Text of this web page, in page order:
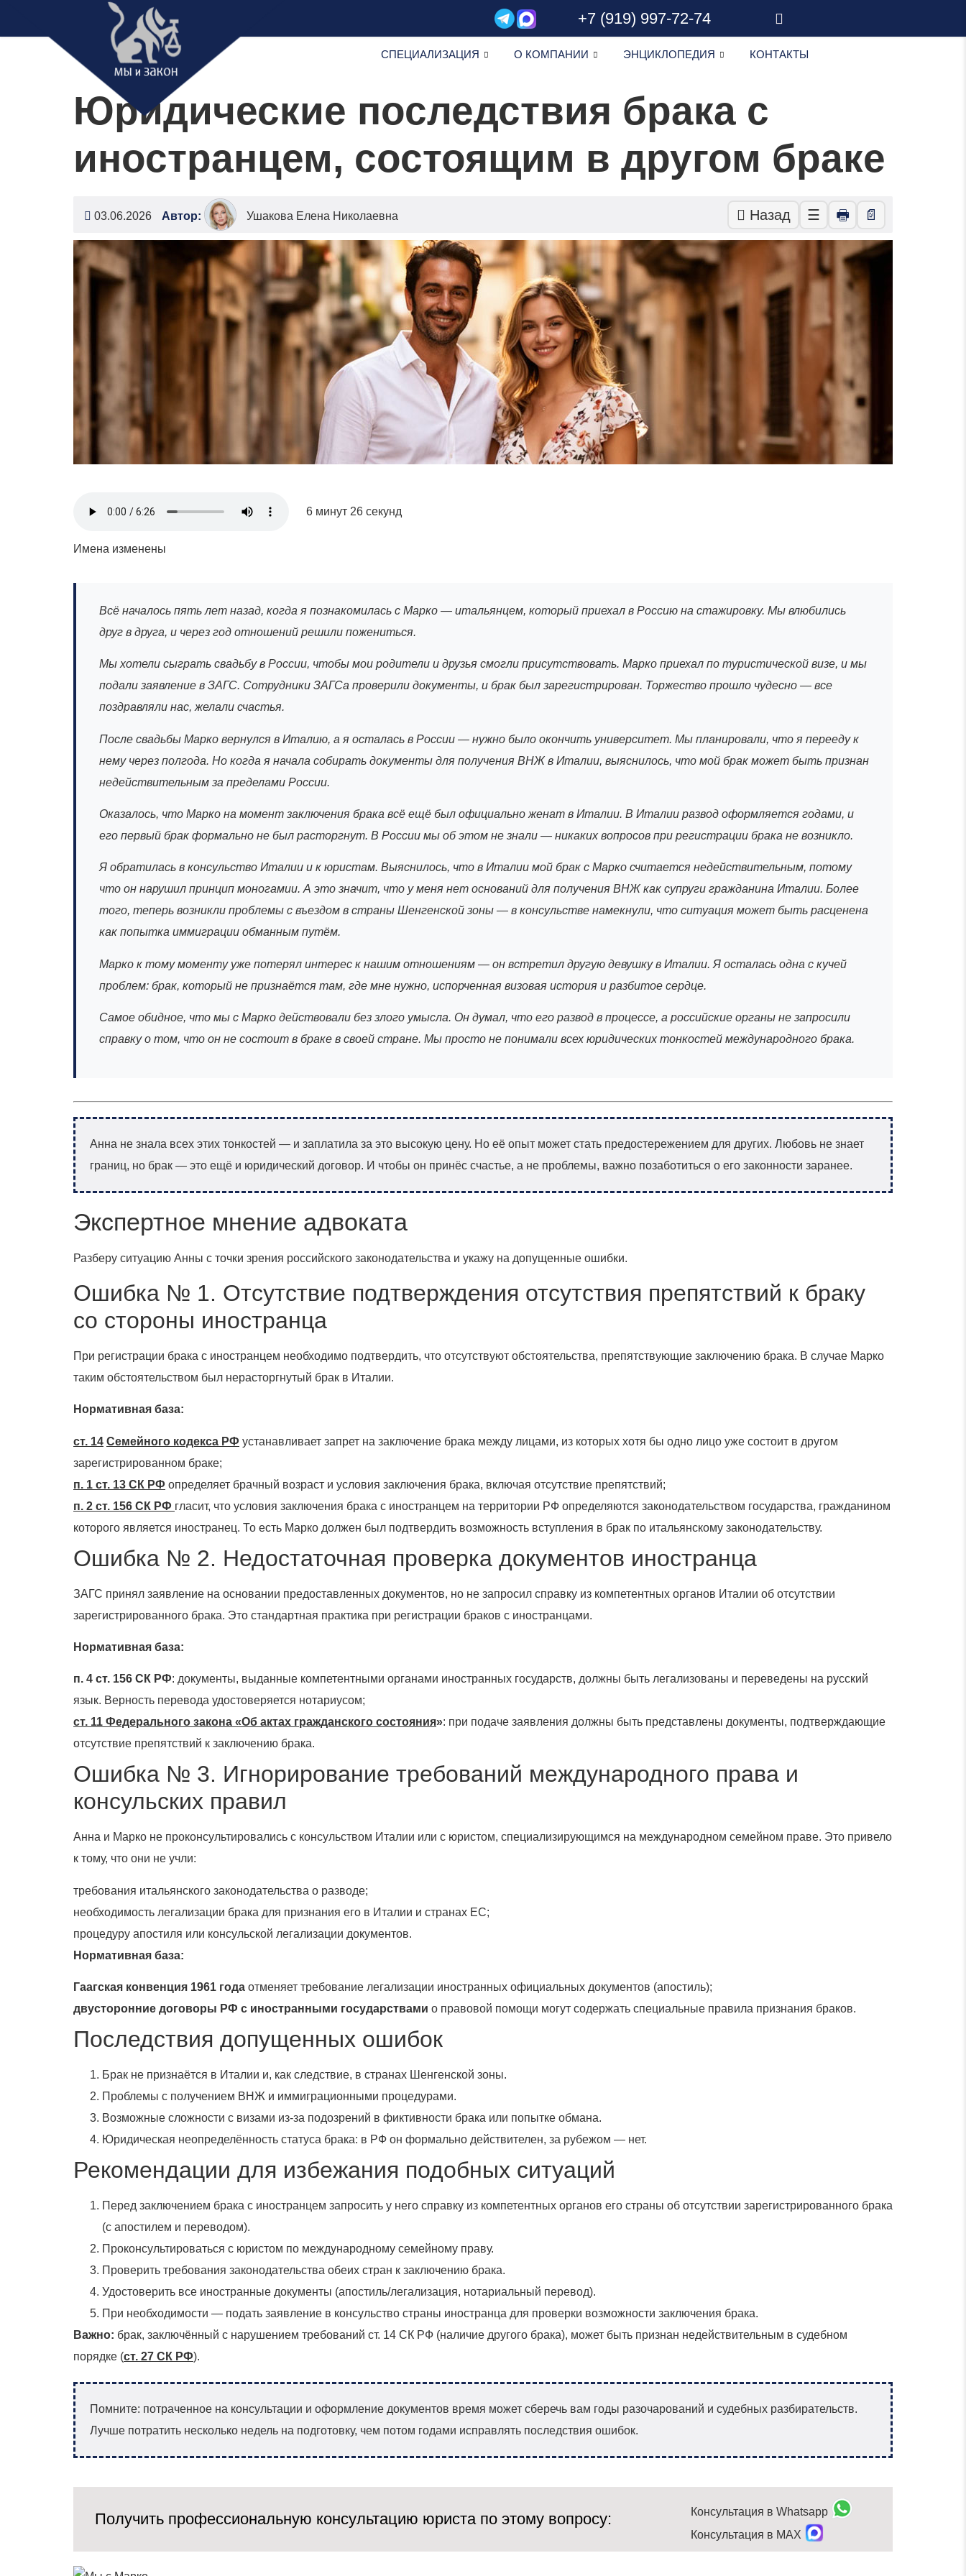
+7 (919) 997-72-74
СПЕЦИАЛИЗАЦИЯ О КОМПАНИИ ЭНЦИКЛОПЕДИЯ КОНТАКТЫ
Юридические последствия брака с
иностранцем, состоящим в другом браке
03.06.2026 Автор: Ушакова Елена Николаевна Назад ☰ 🖶 📄
6 минут 26 секунд
Имена изменены
Всё началось пять лет назад, когда я познакомилась с Марко — итальянцем, который приехал в Россию на стажировку. Мы влюбились
друг в друга, и через год отношений решили пожениться.
Мы хотели сыграть свадьбу в России, чтобы мои родители и друзья смогли присутствовать. Марко приехал по туристической визе, и мы
подали заявление в ЗАГС. Сотрудники ЗАГСа проверили документы, и брак был зарегистрирован. Торжество прошло чудесно — все
поздравляли нас, желали счастья.
После свадьбы Марко вернулся в Италию, а я осталась в России — нужно было окончить университет. Мы планировали, что я перееду к
нему через полгода. Но когда я начала собирать документы для получения ВНЖ в Италии, выяснилось, что мой брак может быть признан
недействительным за пределами России.
Оказалось, что Марко на момент заключения брака всё ещё был официально женат в Италии. В Италии развод оформляется годами, и
его первый брак формально не был расторгнут. В России мы об этом не знали — никаких вопросов при регистрации брака не возникло.
Я обратилась в консульство Италии и к юристам. Выяснилось, что в Италии мой брак с Марко считается недействительным, потому
что он нарушил принцип моногамии. А это значит, что у меня нет оснований для получения ВНЖ как супруги гражданина Италии. Более
того, теперь возникли проблемы с въездом в страны Шенгенской зоны — в консульстве намекнули, что ситуация может быть расценена
как попытка иммиграции обманным путём.
Марко к тому моменту уже потерял интерес к нашим отношениям — он встретил другую девушку в Италии. Я осталась одна с кучей
проблем: брак, который не признаётся там, где мне нужно, испорченная визовая история и разбитое сердце.
Самое обидное, что мы с Марко действовали без злого умысла. Он думал, что его развод в процессе, а российские органы не запросили
справку о том, что он не состоит в браке в своей стране. Мы просто не понимали всех юридических тонкостей международного брака.
Анна не знала всех этих тонкостей — и заплатила за это высокую цену. Но её опыт может стать предостережением для других. Любовь не знает
границ, но брак — это ещё и юридический договор. И чтобы он принёс счастье, а не проблемы, важно позаботиться о его законности заранее.
Экспертное мнение адвоката
Разберу ситуацию Анны с точки зрения российского законодательства и укажу на допущенные ошибки.
Ошибка № 1. Отсутствие подтверждения отсутствия препятствий к браку
со стороны иностранца
При регистрации брака с иностранцем необходимо подтвердить, что отсутствуют обстоятельства, препятствующие заключению брака. В случае Марко
таким обстоятельством был нерасторгнутый брак в Италии.
Нормативная база:
ст. 14 Семейного кодекса РФ устанавливает запрет на заключение брака между лицами, из которых хотя бы одно лицо уже состоит в другом
зарегистрированном браке;
п. 1 ст. 13 СК РФ определяет брачный возраст и условия заключения брака, включая отсутствие препятствий;
п. 2 ст. 156 СК РФ гласит, что условия заключения брака с иностранцем на территории РФ определяются законодательством государства, гражданином
которого является иностранец. То есть Марко должен был подтвердить возможность вступления в брак по итальянскому законодательству.
Ошибка № 2. Недостаточная проверка документов иностранца
ЗАГС принял заявление на основании предоставленных документов, но не запросил справку из компетентных органов Италии об отсутствии
зарегистрированного брака. Это стандартная практика при регистрации браков с иностранцами.
Нормативная база:
п. 4 ст. 156 СК РФ: документы, выданные компетентными органами иностранных государств, должны быть легализованы и переведены на русский
язык. Верность перевода удостоверяется нотариусом;
ст. 11 Федерального закона «Об актах гражданского состояния»: при подаче заявления должны быть представлены документы, подтверждающие
отсутствие препятствий к заключению брака.
Ошибка № 3. Игнорирование требований международного права и
консульских правил
Анна и Марко не проконсультировались с консульством Италии или с юристом, специализирующимся на международном семейном праве. Это привело
к тому, что они не учли:
требования итальянского законодательства о разводе;
необходимость легализации брака для признания его в Италии и странах ЕС;
процедуру апостиля или консульской легализации документов.
Нормативная база:
Гаагская конвенция 1961 года отменяет требование легализации иностранных официальных документов (апостиль);
двусторонние договоры РФ с иностранными государствами о правовой помощи могут содержать специальные правила признания браков.
Последствия допущенных ошибок
Брак не признаётся в Италии и, как следствие, в странах Шенгенской зоны.
Проблемы с получением ВНЖ и иммиграционными процедурами.
Возможные сложности с визами из‑за подозрений в фиктивности брака или попытке обмана.
Юридическая неопределённость статуса брака: в РФ он формально действителен, за рубежом — нет.
Рекомендации для избежания подобных ситуаций
Перед заключением брака с иностранцем запросить у него справку из компетентных органов его страны об отсутствии зарегистрированного брака
(с апостилем и переводом).
Проконсультироваться с юристом по международному семейному праву.
Проверить требования законодательства обеих стран к заключению брака.
Удостоверить все иностранные документы (апостиль/легализация, нотариальный перевод).
При необходимости — подать заявление в консульство страны иностранца для проверки возможности заключения брака.
Важно: брак, заключённый с нарушением требований ст. 14 СК РФ (наличие другого брака), может быть признан недействительным в судебном
порядке (ст. 27 СК РФ).
Помните: потраченное на консультации и оформление документов время может сберечь вам годы разочарований и судебных разбирательств.
Лучше потратить несколько недель на подготовку, чем потом годами исправлять последствия ошибок.
Получить профессиональную консультацию юриста по этому вопросу:
Консультация в Whatsapp
Консультация в MAX